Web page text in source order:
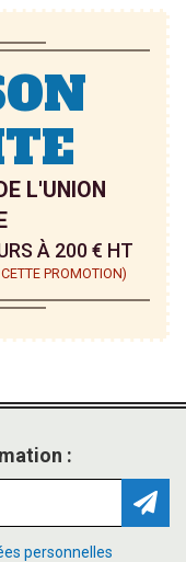
L'UNION
À 200 € HT
PROMOTION)
:
personnelles